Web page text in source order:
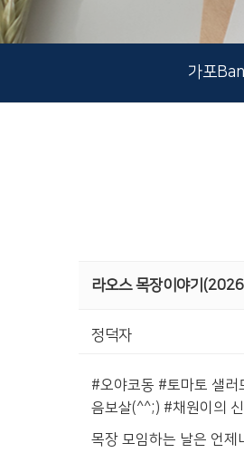
가포
라오스 목장이야기
정덕자
#오야코동 #토마토 샐
음보살(^^;) #채원이의 신
목장 모임하는 날은 언제